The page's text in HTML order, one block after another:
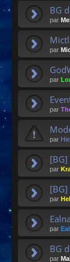
BG
par
par
par
par
par
par
[BG]
par
par
BG
par